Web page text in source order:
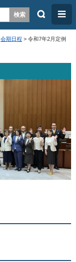
検
メ
ニ
ュ
会期日程 > 令和7年2月定例